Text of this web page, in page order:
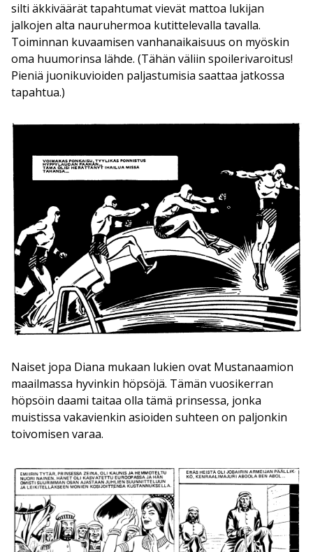
silti äkkiväärät tapahtumat vievät mattoa lukijan
jalkojen alta nauruhermoa kutittelevalla tavalla.
Toiminnan kuvaamisen vanhanaikaisuus on myöskin
oma huumorinsa lähde. (Tähän väliin spoilerivaroitus!
Pieniä juonikuvioiden paljastumisia saattaa jatkossa
tapahtua.)
Naiset jopa Diana mukaan lukien ovat Mustanaamion
maailmassa hyvinkin höpsöjä. Tämän vuosikerran
höpsöin daami taitaa olla tämä prinsessa, jonka
muistissa vakavienkin asioiden suhteen on paljonkin
toivomisen varaa.